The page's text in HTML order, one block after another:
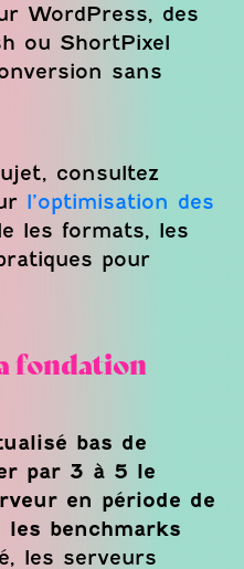
WordPress, des
ou ShortPixel
sans
consultez
l’optimisation des
les formats, les
pour
fondation
bas de
par 3 à 5 le
en période de
les benchmarks
les serveurs